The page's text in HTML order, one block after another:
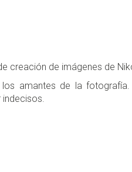
creación de imágenes de
amantes de la
indecisos.